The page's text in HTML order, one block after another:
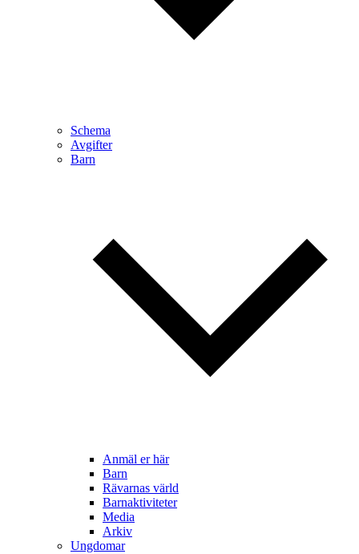
Schema
Avgifter
Barn
Anmäl er här
Barn
Rävarnas värld
Barnaktiviteter
Media
Arkiv
Ungdomar